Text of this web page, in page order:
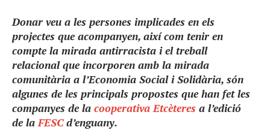
Donar veu a les persones implicades en els
projectes que acompanyen, així com tenir en
compte la mirada antirracista i el treball
relacional que incorporen amb la mirada
comunitària a l’Economia Social i Solidària, són
algunes de les principals propostes que han fet les
companyes de la cooperativa Etcèteres a l’edició
de laFESCd’enguany.